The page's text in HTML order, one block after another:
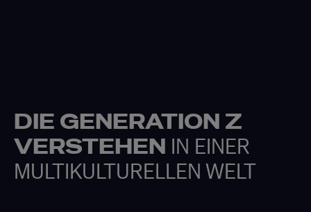
DIE GENERATION Z
VERSTEHEN IN EINER
MULTIKULTURELLEN WELT